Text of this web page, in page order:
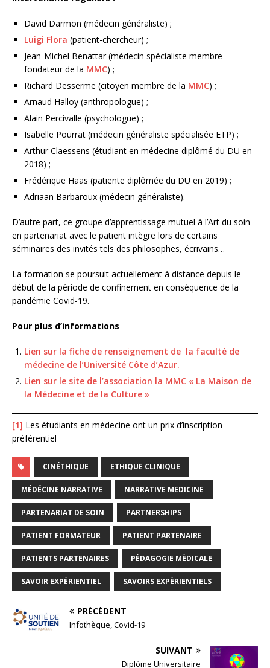
David Darmon (médecin généraliste) ;
Luigi Flora (patient-chercheur) ;
Jean-Michel Benattar (médecin spécialiste membre
fondateur de la MMC) ;
Richard Desserme (citoyen membre de la MMC) ;
Arnaud Halloy (anthropologue) ;
Alain Percivalle (psychologue) ;
Isabelle Pourrat (médecin généraliste spécialisée ETP) ;
Arthur Claessens (étudiant en médecine diplômé du DU en
2018) ;
Frédérique Haas (patiente diplômée du DU en 2019) ;
Adriaan Barbaroux (médecin généraliste).
D’autre part, ce groupe d’apprentissage mutuel à l’Art du soin
en partenariat avec le patient intègre lors de certains
séminaires des invités tels des philosophes, écrivains…
La formation se poursuit actuellement à distance depuis le
début de la période de confinement en conséquence de la
pandémie Covid-19.
Pour plus d’informations
Lien sur la fiche de renseignement de la faculté de
médecine de l’Université Côte d’Azur.
Lien sur le site de l’association la MMC « La Maison de
la Médecine et de la Culture »
[1] Les étudiants en médecine ont un prix d’inscription
préférentiel
CINÉTHIQUE ETHIQUE CLINIQUE
MÉDÉCINE NARRATIVE NARRATIVE MEDICINE
PARTENARIAT DE SOIN PARTNERSHIPS
PATIENT FORMATEUR PATIENT PARTENAIRE
PATIENTS PARTENAIRES PÉDAGOGIE MÉDICALE
SAVOIR EXPÉRIENTIEL SAVOIRS EXPÉRIENTIELS
PRÉCÉDENT
Infothèque, Covid-19
SUIVANT
Diplôme Universitaire